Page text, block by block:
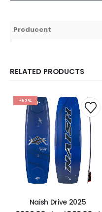
Producent
RELATED PRODUCTS
-52%
Naish Drive 2025